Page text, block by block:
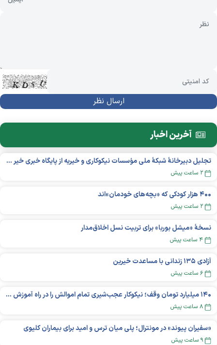
آخرین اخبار
تجلیل دبیرخانۀ شبکۀ ملی مؤسسات نیکوکاری و خیریه از پایگاه خبری خیر ایران
۲ ساعت پیش
۴۰۰ هزار کودکی که «بچه‌های خودمان»‌اند
۲ ساعت پیش
نسخهٔ «میشل بوربا» برای تربیت نسل اخلاق‌مدار
۴ ساعت پیش
آزادی ۱۳۵ زندانی با مساعدت خیرین
۶ ساعت پیش
۱۴۰ میلیارد تومان وقف؛ نیکوکار عجب‌شیری تمام اموالش را در راه آموزش بخشید
۸ ساعت پیش
«سفیران پیوند» در مونترال؛ پلی میان ترس و امید برای بیماران کلیوی
۹ ساعت پیش